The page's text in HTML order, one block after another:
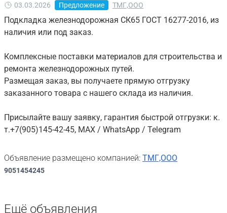
03.03.2026 Предложение ТМГ,ООО
Подкладка железнодорожная СК65 ГОСТ 16277-2016, из
наличия или под заказ.
Комплексные поставки материалов для строительства и
ремонта железнодорожных путей.
Размещая заказ, вы получаете прямую отгрузку
заказанного товара с нашего склада из наличия.
Присылайте вашу заявку, гарантия быстрой отгрузки: к.
т.+7(905)145-42-45, MAX / WhatsApp / Telegram
Объявление размещено компанией: ТМГ,ООО
9051454245
Ещё объявления